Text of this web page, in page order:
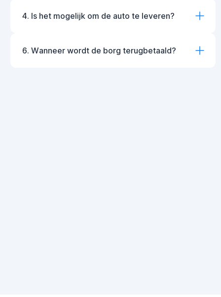
4. Is het mogelijk om de auto te leveren?
6. Wanneer wordt de borg terugbetaald?